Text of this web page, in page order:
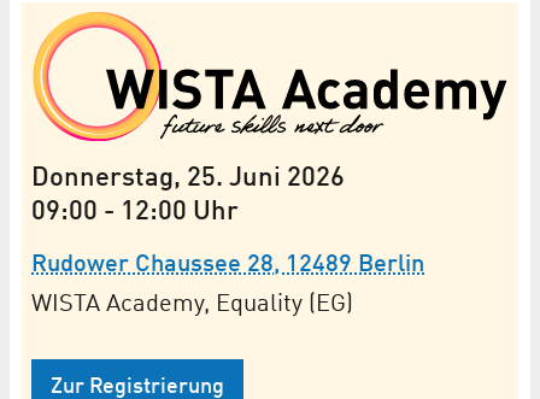
Donnerstag, 25. Juni 2026
09:00 - 12:00 Uhr
Rudower Chaussee 28, 12489 Berlin
WISTA Academy, Equality (EG)
Zur Registrierung